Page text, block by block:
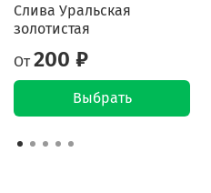
Слива Уральская
золотистая
От 200 ₽
Выбрать